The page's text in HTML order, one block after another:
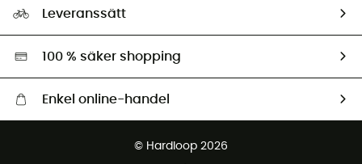
Ambassadörer
Miljöanpassat urval
Leveranssätt
100 % säker shopping
Enkel online-handel
Gratis retur inom 100 dagar
© Hardloop 2026